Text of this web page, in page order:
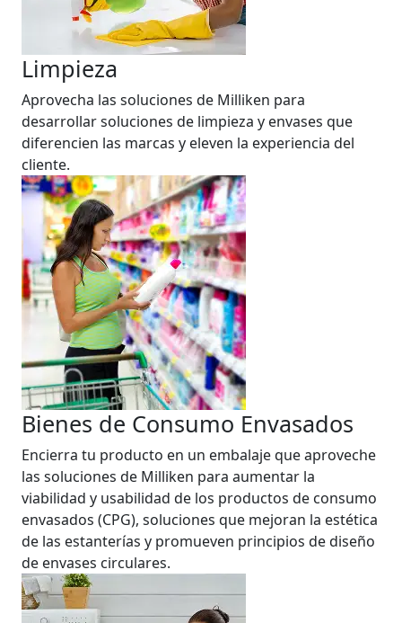
Limpieza
Aprovecha las soluciones de Milliken para
desarrollar soluciones de limpieza y envases que
diferencien las marcas y eleven la experiencia del
cliente.
Bienes de Consumo Envasados
Encierra tu producto en un embalaje que aproveche
las soluciones de Milliken para aumentar la
viabilidad y usabilidad de los productos de consumo
envasados (CPG), soluciones que mejoran la estética
de las estanterías y promueven principios de diseño
de envases circulares.